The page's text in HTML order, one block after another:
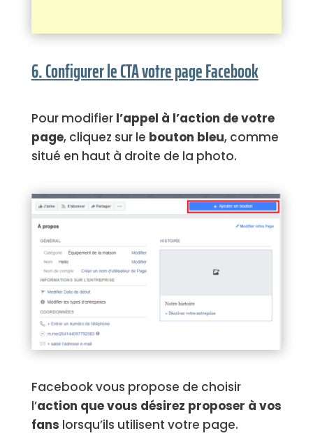
6. Configurer le CTA votre page Facebook
Pour modifier l’appel à l’action de votre
page, cliquez sur le bouton bleu, comme
situé en haut à droite de la photo.
Facebook vous propose de choisir
l’action que vous désirez proposer à vos
fans lorsqu’ils utilisent votre page.